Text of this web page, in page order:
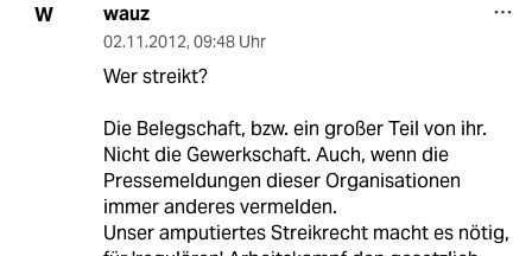
W wauz
02.11.2012, 09:48 Uhr
Wer streikt?
Die Belegschaft, bzw. ein großer Teil von ihr.
Nicht die Gewerkschaft. Auch, wenn die
Pressemeldungen dieser Organisationen
immer anderes vermelden.
Unser amputiertes Streikrecht macht es nötig,